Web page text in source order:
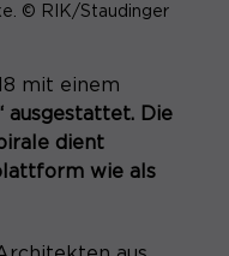
© RIK/Staudinger
mit einem
ausgestattet. Die
dient
wie als